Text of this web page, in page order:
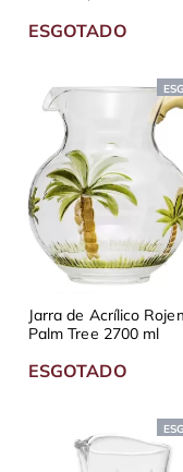
ESGOTADO
Jarra de Acrílico
Palm Tree 2700 ml
ESGOTADO